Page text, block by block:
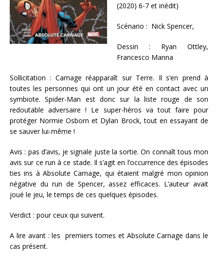
(2020) 6-7 et inédit)
Scénario : Nick Spencer,
Dessin : Ryan Ottley,
Francesco Manna
Sollicitation : Carnage réapparaît sur Terre. Il s’en prend à
toutes les personnes qui ont un jour été en contact avec un
symbiote. Spider-Man est donc sur la liste rouge de son
redoutable adversaire ! Le super-héros va tout faire pour
protéger Normie Osborn et Dylan Brock, tout en essayant de
se sauver lui-même !
Avis : pas d’avis, je signale juste la sortie. On connaît tous mon
avis sur ce run à ce stade. Il s’agit en l’occurrence des épisodes
ties ins à Absolute Carnage, qui étaient malgré mon opinion
négative du run de Spencer, assez efficaces. L’auteur avait
joué le jeu, le temps de ces quelques épisodes.
Verdict : pour ceux qui suivent.
A lire avant : les premiers tomes et Absolute Carnage dans le
cas présent.